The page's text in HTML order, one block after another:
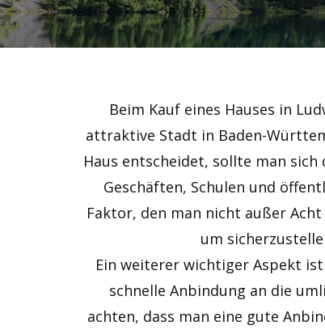
Beim Kauf eines Hauses in
attraktive Stadt in Baden-
Haus entscheidet, sollte man
Geschäften, Schulen und
Faktor, den man nicht außer
um
Ein weiterer wichtiger Aspekt
schnelle Anbindung an die
achten, dass man eine gute